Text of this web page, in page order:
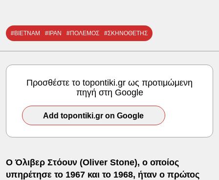
#ΒΙΕΤΝΑΜ #ΙΡΑΝ #ΠΟΛΕΜΟΣ #ΣΚΗΝΟΘΕΤΗΣ
Προσθέστε το topontiki.gr ως προτιμώμενη
πηγή στη Google
Add topontiki.gr on Google
Ο Όλιβερ Στόουν (Oliver Stone), ο οποίος
υπηρέτησε το 1967 και το 1968, ήταν ο πρώτος